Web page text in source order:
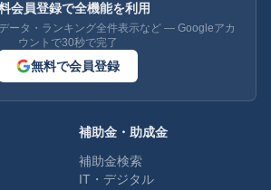
会員登録で全機能を利用
ータ・ランキング全件表示など — Googleアカ
ウントで30秒で完了
無料で会員登録
補助金・助成金
補助金検索
IT・デジタル